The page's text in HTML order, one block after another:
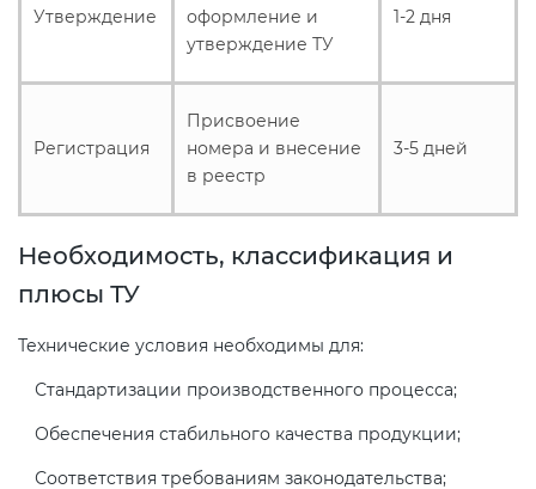
Утверждение
оформление и
утверждение ТУ
1-2 дня
Регистрация
Присвоение
номера и внесение
в реестр
3-5 дней
Необходимость, классификация и
плюсы ТУ
Технические условия необходимы для:
Стандартизации производственного процесса;
Обеспечения стабильного качества продукции;
Соответствия требованиям законодательства;
Сертификация товаров легкой
промышленности (ТР ТС 017)
Сертификация промышленного
оборудования (ТР ТС 010)
Сертификация средств
индивидуальной защиты (ТР ТС
019)
Действующие технические